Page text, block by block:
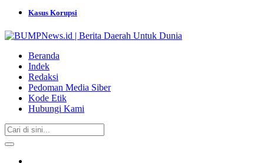
Kasus Korupsi
Beranda
Indek
Redaksi
Pedoman Media Siber
Kode Etik
Hubungi Kami